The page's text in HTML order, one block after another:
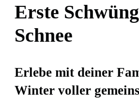
Erste
Schnee
Erlebe mit deiner
Winter voller